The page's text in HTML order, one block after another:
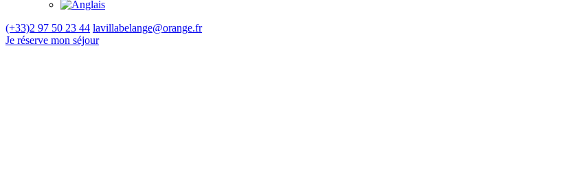
(+33)2 97 50 23 44 lavillabelange@orange.fr
Je réserve mon séjour